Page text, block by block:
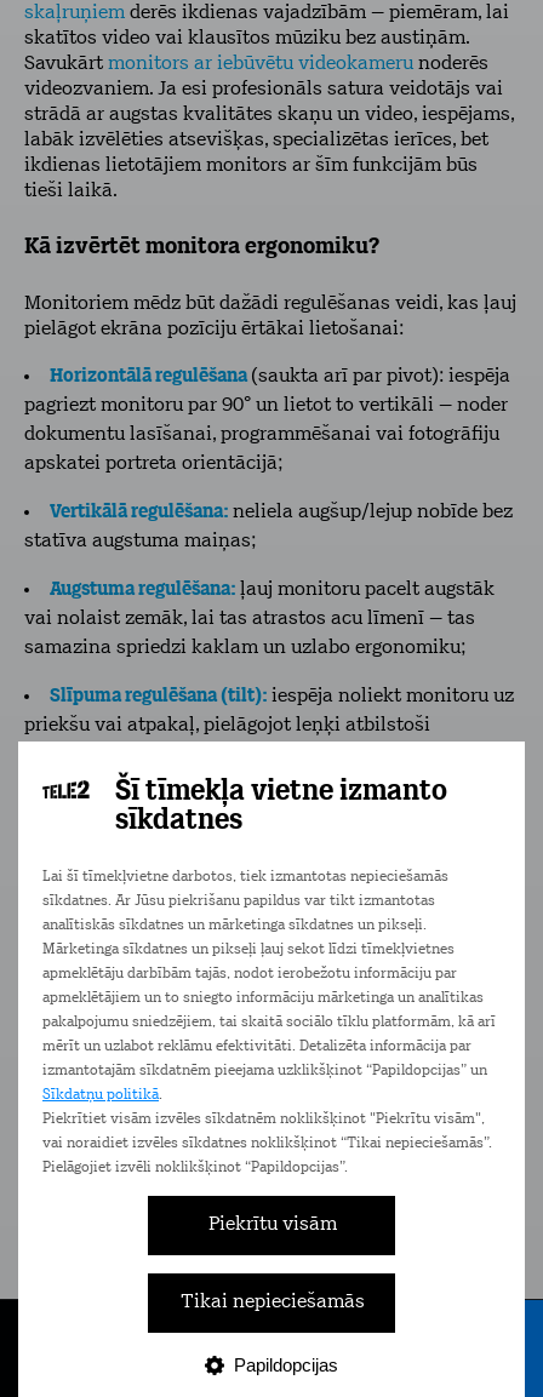
Šī tīmekļa vietne izmanto
sīkdatnes
Lai šī tīmekļvietne darbotos, tiek izmantotas nepieciešamās
sīkdatnes. Ar Jūsu piekrišanu papildus var tikt izmantotas
analītiskās sīkdatnes un mārketinga sīkdatnes un pikseļi.
Mārketinga sīkdatnes un pikseļi ļauj sekot līdzi tīmekļvietnes
apmeklētāju darbībām tajās, nodot ierobežotu informāciju par
apmeklētājiem un to sniegto informāciju mārketinga un analītikas
pakalpojumu sniedzējiem, tai skaitā sociālo tīklu platformām, kā arī
mērīt un uzlabot reklāmu efektivitāti. Detalizēta informācija par
izmantotajām sīkdatnēm pieejama uzklikšķinot “Papildopcijas” un
Sīkdatņu politikā.
Piekrītiet visām izvēles sīkdatnēm noklikšķinot "Piekrītu visām",
vai noraidiet izvēles sīkdatnes noklikšķinot “Tikai nepieciešamās”.
Pielāgojiet izvēli noklikšķinot “Papildopcijas”.
Piekrītu visām
Tikai nepieciešamās
Papildopcijas
E-veikals
skaļruņiem derēs ikdienas vajadzībām – piemēram, lai
skatītos video vai klausītos mūziku bez austiņām.
Savukārt monitors ar iebūvētu videokameru noderēs
videozvaniem. Ja esi profesionāls satura veidotājs vai
strādā ar augstas kvalitātes skaņu un video, iespējams,
labāk izvēlēties atsevišķas, specializētas ierīces, bet
ikdienas lietotājiem monitors ar šīm funkcijām būs
tieši laikā.
Kā izvērtēt monitora ergonomiku?
Monitoriem mēdz būt dažādi regulēšanas veidi, kas ļauj
pielāgot ekrāna pozīciju ērtākai lietošanai:
Horizontālā regulēšana (saukta arī par pivot): iespēja
pagriezt monitoru par 90° un lietot to vertikāli – noder
dokumentu lasīšanai, programmēšanai vai fotogrāfiju
apskatei portreta orientācijā;
Vertikālā regulēšana: neliela augšup/lejup nobīde bez
statīva augstuma maiņas;
Augstuma regulēšana: ļauj monitoru pacelt augstāk
vai nolaist zemāk, lai tas atrastos acu līmenī – tas
samazina spriedzi kaklam un uzlabo ergonomiku;
Slīpuma regulēšana (tilt): iespēja noliekt monitoru uz
priekšu vai atpakaļ, pielāgojot leņķi atbilstoši
Grozāms (swivel):monitors griežas uz sāniem (pa
kreisi un pa labi), piemēram, lai parādītu kolēģim
Ierīces Pakalpojumi Komplimenti
Tarifi skolēniem un
studentiem
Īpaši izdevīgi piedāvājumi bērniem